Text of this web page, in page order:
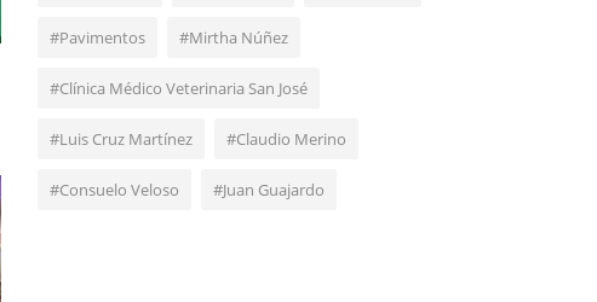
#Pavimentos #Mirtha Núñez
#Clínica Médico Veterinaria San José
#Luis Cruz Martínez #Claudio Merino
#Consuelo Veloso #Juan Guajardo